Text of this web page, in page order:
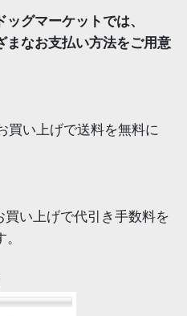
グマーケットでは、
まなお支払い方法をご用意
買い上げで送料を無料に
い上げで代引き手数料を